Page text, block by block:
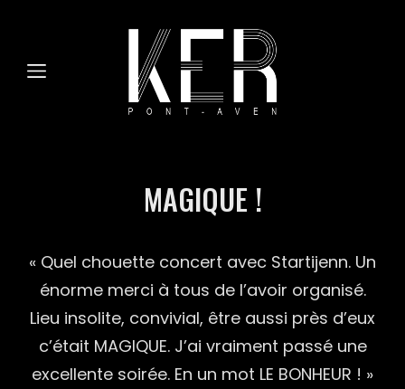
MAGIQUE !
« Quel chouette concert avec Startijenn. Un
énorme merci à tous de l’avoir organisé.
Lieu insolite, convivial, être aussi près d’eux
c’était MAGIQUE. J’ai vraiment passé une
excellente soirée. En un mot LE BONHEUR ! »